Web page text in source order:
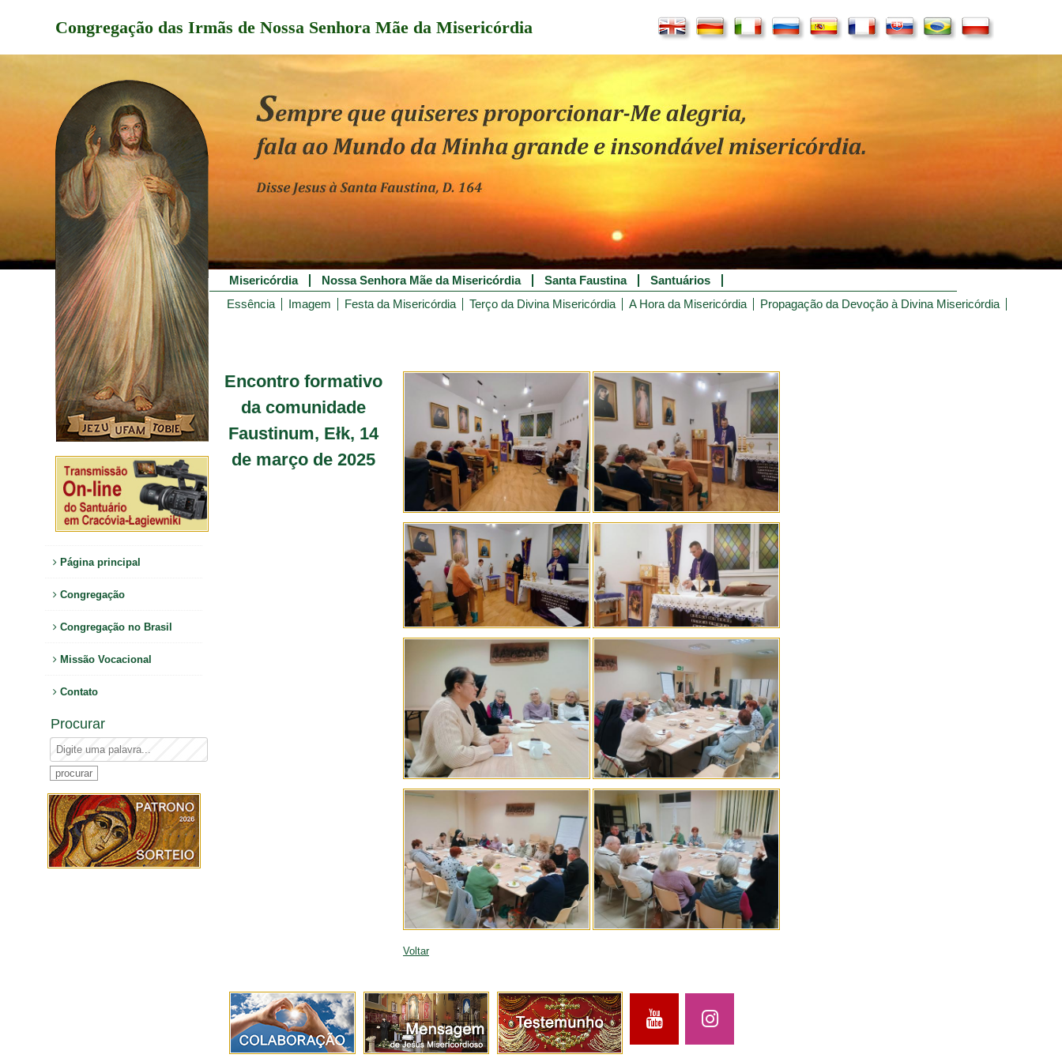
Congregação das Irmãs de Nossa Senhora Mãe da Misericórdia
Página principal
Congregação
Congregação no Brasil
Missão Vocacional
Contato
Procurar
Misericórdia Nossa Senhora Mãe da Misericórdia Santa Faustina
Santuários
Essência
Imagem Festa da Misericórdia Terço da Divina Misericórdia A Hora da Misericórdia Propagação da Devoção à Divina Misericórdia
Encontro formativo
da comunidade
Faustinum, Ełk, 14
de março de 2025
Voltar